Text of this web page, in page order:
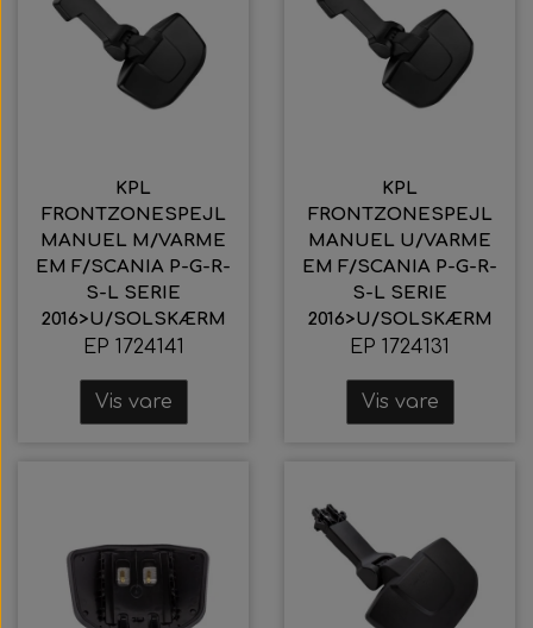
KPL
FRONTZONESPEJL
MANUEL M/VARME
EM F/SCANIA P-G-R-
S-L SERIE
2016>U/SOLSKÆRM
EP 1724141
Vis vare
KPL
FRONTZONESPEJL
MANUEL U/VARME
EM F/SCANIA P-G-R-
S-L SERIE
2016>U/SOLSKÆRM
EP 1724131
Vis vare